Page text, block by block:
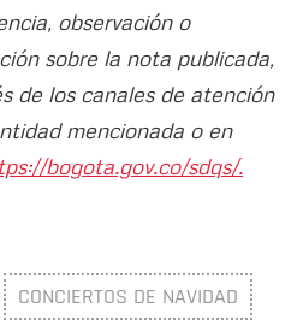
observación o
sobre la nota publicada,
de los canales de atención
mencionada o en
bogota.gov.co/sdqs/.
CONCIERTOS DE NAVIDAD